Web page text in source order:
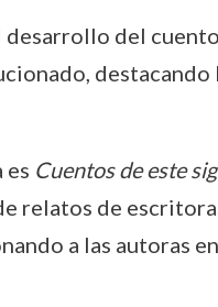
del cuento
destacando
es Cuentos de este
relatos de
a las autoras